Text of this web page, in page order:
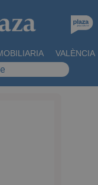
VALÈNCIA